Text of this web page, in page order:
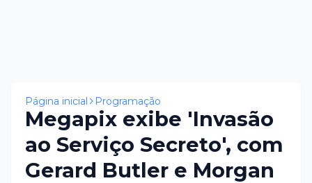
Página inicial Programação
Megapix exibe 'Invasão
ao Serviço Secreto', com
Gerard Butler e Morgan